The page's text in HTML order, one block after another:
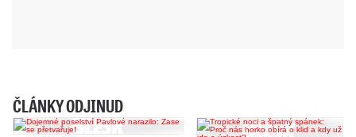
ČLÁNKY ODJINUD